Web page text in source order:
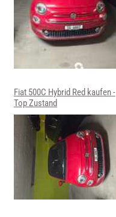
Fiat 500C Hybrid Red kaufen -
Top Zustand